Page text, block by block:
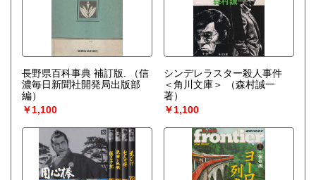
長野県百科事典 補訂版.
（信
濃毎日新聞社開発局出版部
編）
￥1,100
シンデレラスター殺人事件
＜角川文庫＞
（森村誠一
著）
￥1,100